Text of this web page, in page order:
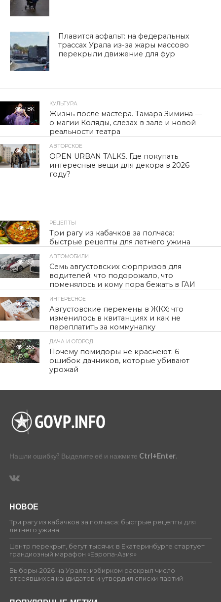
Плавится асфальт: на федеральных
трассах Урала из-за жары массово
перекрыли движение для фур
1.8K
КУЛЬТУРА
Жизнь после мастера. Тамара Зимина —
о магии Коляды, слёзах в зале и новой
реальности театра
1.5K
АВТОРСКОЕ
OPEN URBAN TALKS. Где покупать
интересные вещи для декора в 2026
году?
43
РЕЦЕПТЫ
Три рагу из кабачков за полчаса:
быстрые рецепты для летнего ужина
391
АВТОМОБИЛИ
Семь августовских сюрпризов для
водителей: что подорожало, что
поменялось и кому пора бежать в ГАИ
373
ИНТЕРЕСНОЕ
Августовские перемены в ЖКХ: что
изменилось в квитанциях и как не
переплатить за коммуналку
356
ДАЧА И ОГОРОД
Почему помидоры не краснеют: 6
ошибок дачников, которые убивают
урожай
Нашли ошибку? Выделите её и нажмите Ctrl+Enter.
НОВОЕ
Три рагу из кабачков за полчаса: быстрые рецепты для
летнего ужина
Центр перекрыт, бегут тысячи: в Екатеринбурге стартует
грандиозный марафон «Европа-Азия»
Выборы-2026 на Урале: избирком раскрыл число
отсеявшихся кандидатов и утвердил списки партий